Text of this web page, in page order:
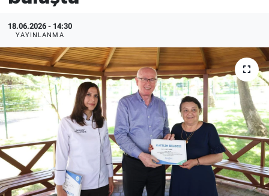
18.06.2026 - 14:30
YAYINLANMA
Dünya
Sağlık
Alış-Veriş/İş dünyası
Röportaj
Ekonomi
Kültür Sanat
Politika
Bilecik
Kütahya
Gezi
Son Dakika Haberleri
Haber Arşivi